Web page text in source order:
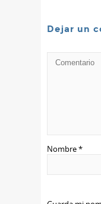
Dejar un
Nombre*